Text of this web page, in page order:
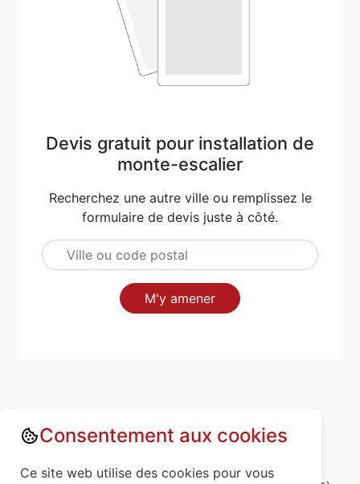
Devis gratuit pour installation de
monte-escalier
Recherchez une autre ville ou remplissez le
formulaire de devis juste à côté.
M'y amener
Annuaire : Monte escalier
Consentement aux cookies
Ce site web utilise des cookies pour vous